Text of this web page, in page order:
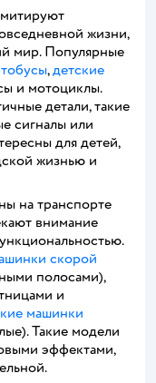
жизни,
мир. Популярные
,детские
и мотоциклы.
детали, такие
сигналы или
для детей,
жизнью и
на транспорте
внимание
скорой
полосами),
и
машинки
Такие модели
эффектами,